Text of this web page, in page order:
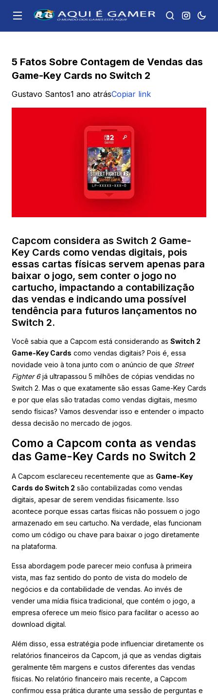
5 Fatos Sobre Contagem de Vendas das
Game-Key Cards no Switch 2
Gustavo Santos1 ano atrásCopiar link
Capcom considera as Switch 2 Game-
Key Cards como vendas digitais, pois
essas cartas físicas servem apenas para
baixar o jogo, sem conter o jogo no
cartucho, impactando a contabilização
das vendas e indicando uma possível
tendência para futuros lançamentos no
Switch 2.
Você sabia que a Capcom está considerando as Switch 2
Game-Key Cards como vendas digitais? Pois é, essa
novidade veio à tona junto com o anúncio de que Street
Fighter 6já ultrapassou 5 milhões de cópias vendidas no
Switch 2. Mas o que exatamente são essas Game-Key Cards
e por que elas são tratadas como vendas digitais, mesmo
sendo físicas? Vamos desvendar isso e entender o impacto
dessa decisão no mercado de jogos.
Como a Capcom conta as vendas
das Game-Key Cards no Switch 2
A Capcom esclareceu recentemente que as Game-Key
Cards do Switch 2 são contabilizadas como vendas
digitais, apesar de serem vendidas fisicamente. Isso
acontece porque essas cartas físicas não possuem o jogo
armazenado em seu cartucho. Na verdade, elas funcionam
como um código ou chave para baixar o jogo diretamente
na plataforma.
Essa abordagem pode parecer meio confusa à primeira
vista, mas faz sentido do ponto de vista do modelo de
negócios e da contabilidade de vendas. Ao invés de
vender uma mídia física tradicional, que contém o jogo, a
empresa oferece um meio físico para facilitar o acesso ao
download digital.
Além disso, essa estratégia pode influenciar diretamente os
relatórios financeiros da Capcom, já que as vendas digitais
geralmente têm margens e custos diferentes das vendas
físicas. No relatório financeiro mais recente, a Capcom
confirmou essa prática durante uma sessão de perguntas e